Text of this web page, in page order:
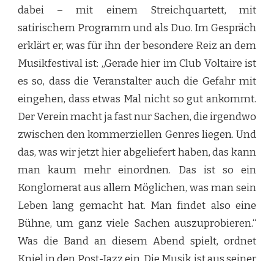
dabei – mit einem Streichquartett, mit
satirischem Programm und als Duo. Im Gespräch
erklärt er, was für ihn der besondere Reiz an dem
Musikfestival ist: „Gerade hier im Club Voltaire ist
es so, dass die Veranstalter auch die Gefahr mit
eingehen, dass etwas Mal nicht so gut ankommt.
Der Verein macht ja fast nur Sachen, die irgendwo
zwischen den kommerziellen Genres liegen. Und
das, was wir jetzt hier abgeliefert haben, das kann
man kaum mehr einordnen. Das ist so ein
Konglomerat aus allem Möglichen, was man sein
Leben lang gemacht hat. Man findet also eine
Bühne, um ganz viele Sachen auszuprobieren.“
Was die Band an diesem Abend spielt, ordnet